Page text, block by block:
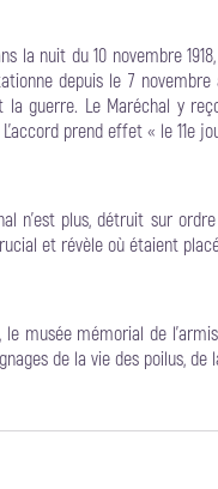
la nuit du 10 novembre
depuis le 7
la guerre. Le Maréchal y
L’accord prend effet « le 11e
n’est plus, détruit sur
et révèle où étaient
le musée mémorial de
de la vie des poilus,